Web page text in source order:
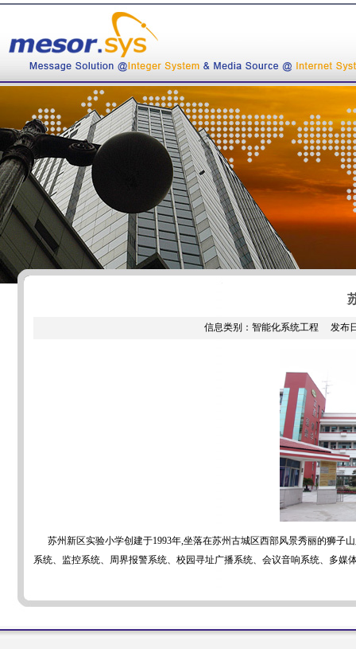
信息类别：智能化系统工程 发布
苏州新区实验小学创建于1993年,坐落在苏州古城区西部风景秀丽的狮子
系统、监控系统、周界报警系统、校园寻址广播系统、会议音响系统、多媒